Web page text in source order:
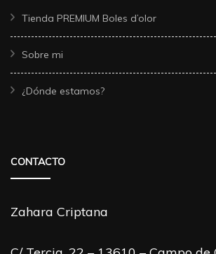
Tienda PREMIUM Boles d’olor
Sobre mi
¿Dónde estamos?
CONTACTO
Zahara Criptana